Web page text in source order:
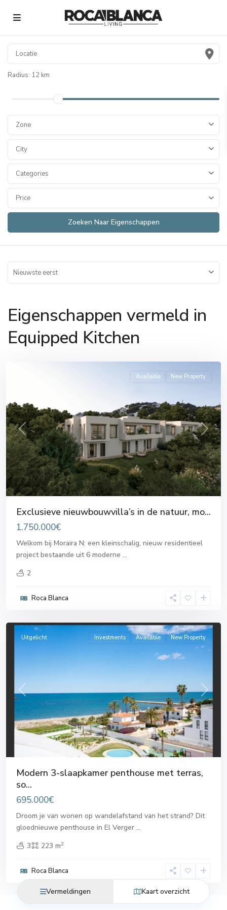
Radius: 12 km
Zone
City
Categories
Price
Nieuwste eerst
Eigenschappen vermeld in
Equipped Kitchen
Previous Next
Available New Property
Exclusieve nieuwbouwvilla’s in de natuur, mo...
1.750.000€
Welkom bij Moraira N: een kleinschalig, nieuw residentieel
project bestaande uit 6 moderne ...
2
Roca Blanca
El
Previous Next
Uitgelicht Investments Available New Property
Modern 3-slaapkamer penthouse met terras,
so...
695.000€
Droom je van wonen op wandelafstand van het strand? Dit
gloednieuwe penthouse in El Verger ...
3
223 m2
Roca Blanca
Vermeldingen Kaart overzicht